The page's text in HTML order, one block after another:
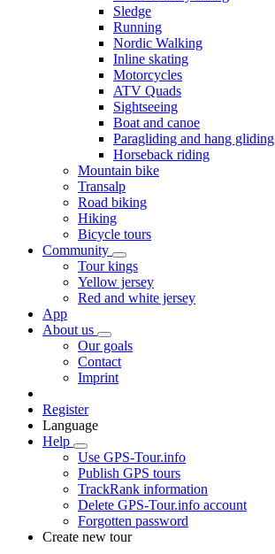
Sledge
Running
Nordic Walking
Inline skating
Motorcycles
ATV Quads
Sightseeing
Boat and canoe
Paragliding and hang gliding
Horseback riding
Mountain bike
Transalp
Road biking
Hiking
Bicycle tours
Community
Tour kings
Yellow jersey
Red and white jersey
App
About us
Our goals
Contact
Imprint
Register
Language
Help
Use GPS-Tour.info
Publish GPS tours
TrackRank information
Delete GPS-Tour.info account
Forgotten password
Create new tour